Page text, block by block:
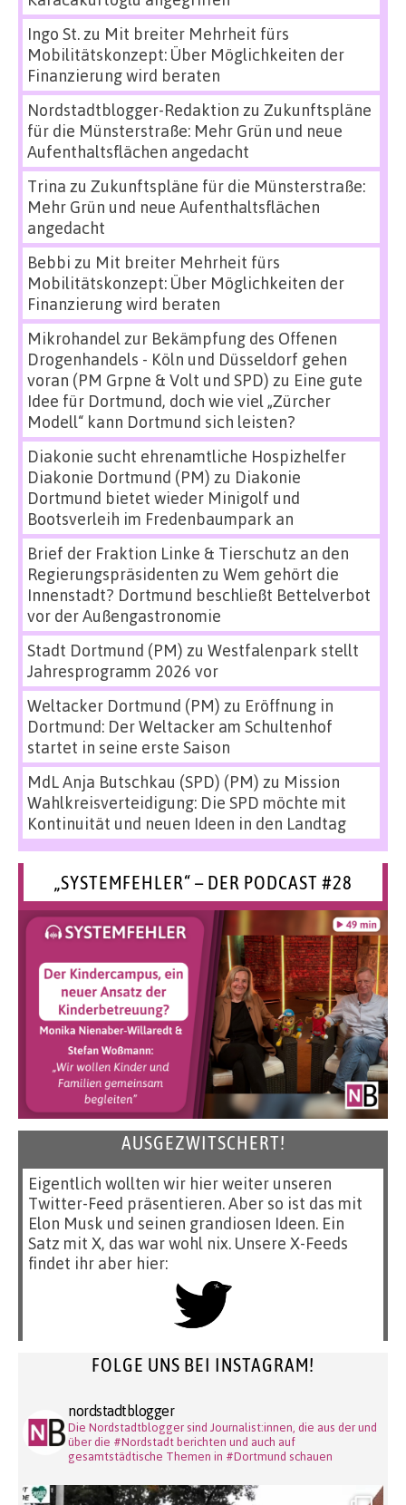
Ingo St.zu Mit breiter Mehrheit fürs
Mobilitätskonzept: Über Möglichkeiten der
Finanzierung wird beraten
Nordstadtblogger-Redaktion zu Zukunftspläne
für die Münsterstraße: Mehr Grün und neue
Aufenthaltsflächen angedacht
Trina zu Zukunftspläne für die Münsterstraße:
Mehr Grün und neue Aufenthaltsflächen
angedacht
Bebbi zu Mit breiter Mehrheit fürs
Mobilitätskonzept: Über Möglichkeiten der
Finanzierung wird beraten
Mikrohandel zur Bekämpfung des Offenen
Drogenhandels - Köln und Düsseldorf gehen
voran (PM Grpne & Volt und SPD) zu Eine gute
Idee für Dortmund, doch wie viel „Zürcher
Modell“ kann Dortmund sich leisten?
Diakonie sucht ehrenamtliche Hospizhelfer
Diakonie Dortmund (PM) zu Diakonie
Dortmund bietet wieder Minigolf und
Bootsverleih im Fredenbaumpark an
Brief der Fraktion Linke & Tierschutz an den
Regierungspräsidenten zu Wem gehört die
Innenstadt? Dortmund beschließt Bettelverbot
vor der Außengastronomie
Stadt Dortmund (PM) zu Westfalenpark stellt
Jahresprogramm 2026 vor
Weltacker Dortmund (PM) zu Eröffnung in
Dortmund: Der Weltacker am Schultenhof
startet in seine erste Saison
MdL Anja Butschkau (SPD) (PM) zu Mission
Wahlkreisverteidigung: Die SPD möchte mit
Kontinuität und neuen Ideen in den Landtag
„SYSTEMFEHLER“ – DER PODCAST #28
AUSGEZWITSCHERT!
Eigentlich wollten wir hier weiter unseren
Twitter-Feed präsentieren. Aber so ist das mit
Elon Musk und seinen grandiosen Ideen. Ein
Satz mit X, das war wohl nix. Unsere X-Feeds
findet ihr aber hier:
FOLGE UNS BEI INSTAGRAM!
nordstadtblogger
Die Nordstadtblogger sind Journalist:innen, die aus der und
über die #Nordstadt berichten und auch auf
gesamtstädtische Themen in #Dortmund schauen